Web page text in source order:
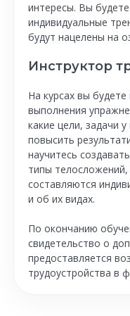
интересы. Вы
индивидуальные
будут нацелены на
Инструктор
На курсах вы будете
выполнения
какие цели, задачи
повысить
научитесь
типы
составляются
и об их видах.
По окончанию
свидетельство о
предоставляется
трудоустройства в